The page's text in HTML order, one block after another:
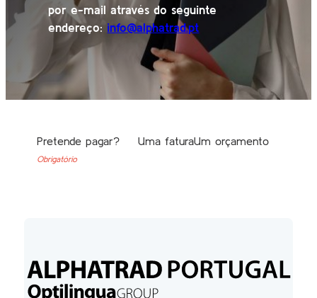
por e-mail através do seguinte
endereço: info@alphatrad.pt
Section
Pretende pagar?
Obrigatório
Uma faturaUm orçamento